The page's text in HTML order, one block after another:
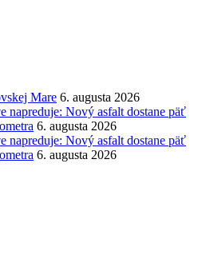
Mare 6. augusta 2026
napreduje: Nový asfalt dostane päť
6. augusta 2026
napreduje: Nový asfalt dostane päť
6. augusta 2026